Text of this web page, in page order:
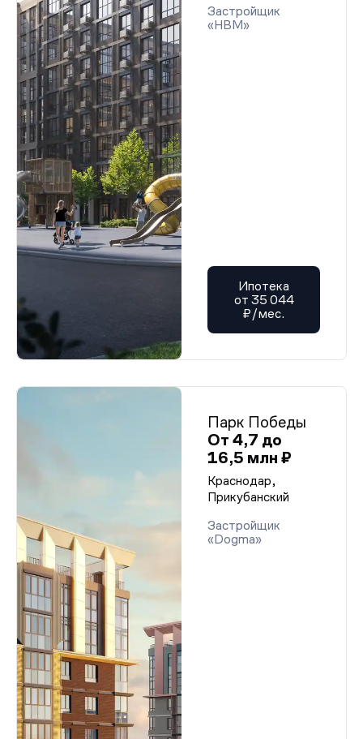
Застройщик
«НВМ»
Ипотека
от 35 044
₽/мес.
Парк Победы
От 4,7 до
16,5 млн ₽
Краснодар,
Прикубанский
Застройщик
«Dogma»